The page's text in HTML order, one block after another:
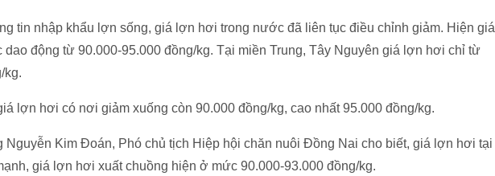
tin nhập khẩu lợn sống, giá lợn hơi trong nước đã liên tục điều chỉnh giảm. Hiện giá
dao động từ 90.000-95.000 đồng/kg. Tại miền Trung, Tây Nguyên giá lợn hơi chỉ từ
kg.
lợn hơi có nơi giảm xuống còn 90.000 đồng/kg, cao nhất 95.000 đồng/kg.
Nguyễn Kim Đoán, Phó chủ tịch Hiệp hội chăn nuôi Đồng Nai cho biết, giá lợn hơi tại
giá lợn hơi xuất chuồng hiện ở mức 90.000-93.000 đồng/kg.